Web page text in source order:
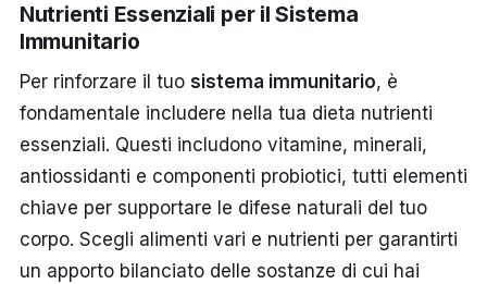
Nutrienti Essenziali per il Sistema
Immunitario
Per rinforzare il tuo sistema immunitario, è
fondamentale includere nella tua dieta nutrienti
essenziali. Questi includono vitamine, minerali,
antiossidanti e componenti probiotici, tutti elementi
chiave per supportare le difese naturali del tuo
corpo. Scegli alimenti vari e nutrienti per garantirti
un apporto bilanciato delle sostanze di cui hai